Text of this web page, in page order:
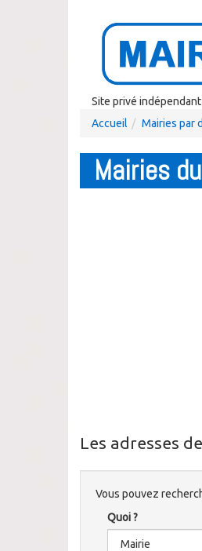
Site privé
Accueil
Mairies par
Mairies
Les adresses
Vous pouvez
Quoi ?